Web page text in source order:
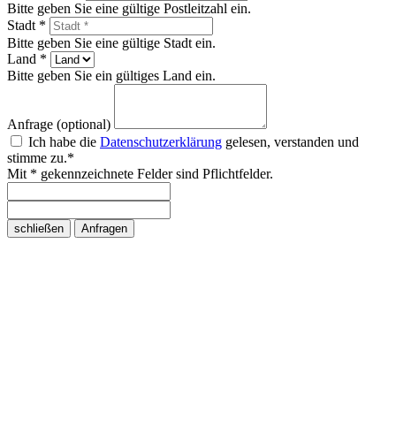
Bitte geben Sie eine gültige Postleitzahl ein.
Stadt *
Bitte geben Sie eine gültige Stadt ein.
Land *
Bitte geben Sie ein gültiges Land ein.
Anfrage (optional)
Ich habe die Datenschutzerklärung gelesen, verstanden und
stimme zu.*
Mit * gekennzeichnete Felder sind Pflichtfelder.
schließen Anfragen